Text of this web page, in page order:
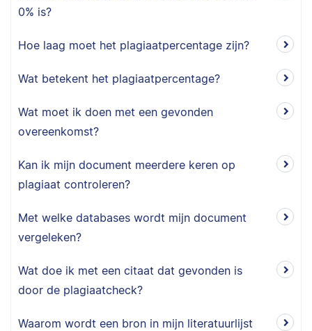
0% is?
Hoe laag moet het plagiaatpercentage zijn?
Wat betekent het plagiaatpercentage?
Wat moet ik doen met een gevonden
overeenkomst?
Kan ik mijn document meerdere keren op
plagiaat controleren?
Met welke databases wordt mijn document
vergeleken?
Wat doe ik met een citaat dat gevonden is
door de plagiaatcheck?
Waarom wordt een bron in mijn literatuurlijst